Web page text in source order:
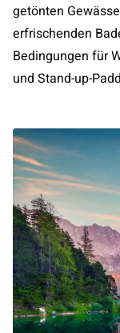
getönten
erfrischenden
Bedingungen für
und Stand-up-